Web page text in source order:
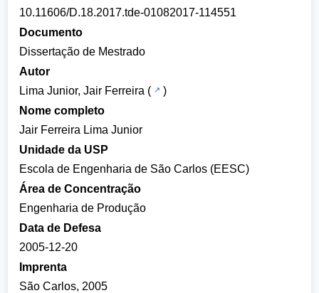
10.11606/D.18.2017.tde-01082017-114551
Documento
Dissertação de Mestrado
Autor
Lima Junior, Jair Ferreira (
)
Nome completo
Jair Ferreira Lima Junior
Unidade da USP
Escola de Engenharia de São Carlos (EESC)
Área de Concentração
Engenharia de Produção
Data de Defesa
2005-12-20
Imprenta
São Carlos, 2005